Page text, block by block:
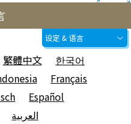
设定 & 语言
繁體中文
한국어
Français
Español
العربية